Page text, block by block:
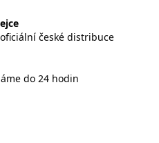
české distribuce
do 24 hodin